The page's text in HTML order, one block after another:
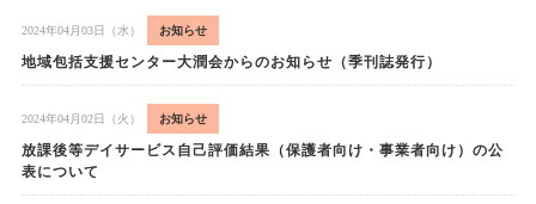
2024年04月03日（水） お知らせ
地域包括支援センター大潤会からのお知らせ（季刊誌発行）
2024年04月02日（火） お知らせ
放課後等デイサービス自己評価結果（保護者向け・事業者向け）の公
表について